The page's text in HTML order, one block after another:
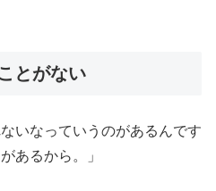
とがない
いなっていうのがあるんです
あるから。」